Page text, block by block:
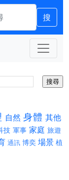
搜
自然 身體 其他
技 軍事 家庭 旅遊
通訊 博奕 場景 植